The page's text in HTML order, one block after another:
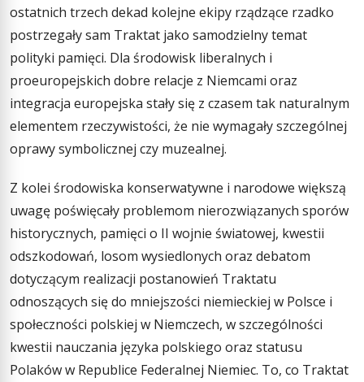
ostatnich trzech dekad kolejne ekipy rządzące rzadko
postrzegały sam Traktat jako samodzielny temat
polityki pamięci. Dla środowisk liberalnych i
proeuropejskich dobre relacje z Niemcami oraz
integracja europejska stały się z czasem tak naturalnym
elementem rzeczywistości, że nie wymagały szczególnej
oprawy symbolicznej czy muzealnej.
Z kolei środowiska konserwatywne i narodowe większą
uwagę poświęcały problemom nierozwiązanych sporów
historycznych, pamięci o II wojnie światowej, kwestii
odszkodowań, losom wysiedlonych oraz debatom
dotyczącym realizacji postanowień Traktatu
odnoszących się do mniejszości niemieckiej w Polsce i
społeczności polskiej w Niemczech, w szczególności
kwestii nauczania języka polskiego oraz statusu
Polaków w Republice Federalnej Niemiec. To, co Traktat